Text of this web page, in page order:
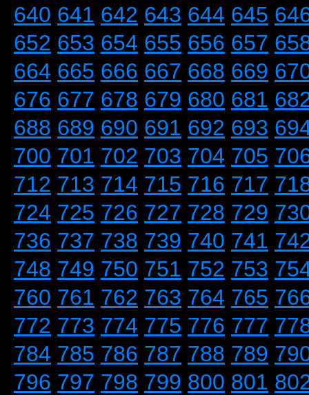
640 641 642 643 644 645
652 653 654 655 656 657
664 665 666 667 668 669
676 677 678 679 680 681
688 689 690 691 692 693
700 701 702 703 704 705
712 713 714 715 716 717
724 725 726 727 728 729
736 737 738 739 740 741
748 749 750 751 752 753
760 761 762 763 764 765
772 773 774 775 776 777
784 785 786 787 788 789
796 797 798 799 800 801